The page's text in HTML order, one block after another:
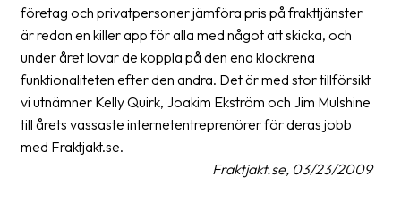
About
Fraktjakt
Media
Coworkers
Job
företag och privatpersoner jämföra pris på frakttjänster
är redan en killer app för alla med något att skicka, och
under året lovar de koppla på den ena klockrena
funktionaliteten efter den andra. Det är med stor tillförsikt
vi utnämner Kelly Quirk, Joakim Ekström och Jim Mulshine
till årets vassaste internetentreprenörer för deras jobb
med Fraktjakt.se.
Fraktjakt.se, 03/23/2009